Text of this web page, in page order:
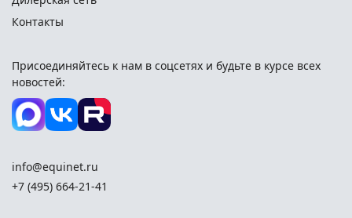
Контакты
Присоединяйтесь к нам в соцсетях и будьте в курсе всех
новостей:
info@equinet.ru
+7 (495) 664-21-41